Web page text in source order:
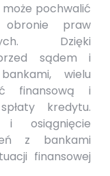
pochwalić
praw
Dzięki
sądem i
wielu
finansową i
kredytu.
osiągnięcie
z bankami
finansowej